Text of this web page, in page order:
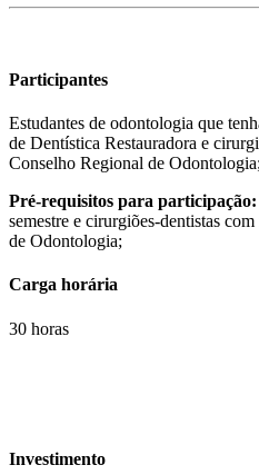
Participantes
Estudantes de odontologia que
de Dentística Restauradora e
Conselho Regional de Odontologia;
Pré-requisitos para participação:
semestre e cirurgiões-dentistas
de Odontologia;
Carga horária
30 horas
Investimento